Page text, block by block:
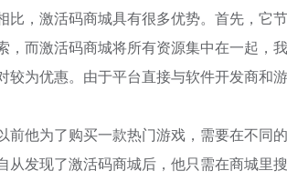
比，激活码商城具有很多优势。首先，它
，而激活码商城将所有资源集中在一起，
较为优惠。由于平台直接与软件开发商和
前他为了购买一款热门游戏，需要在不同
从发现了激活码商城后，他只需在商城里